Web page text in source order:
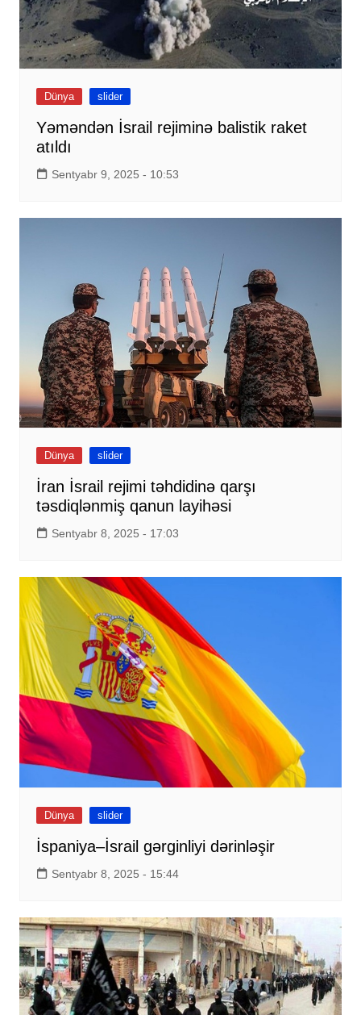
Dünya slider
Yəməndən İsrail rejiminə balistik raket
atıldı
Sentyabr 9, 2025 - 10:53
Dünya slider
İran İsrail rejimi təhdidinə qarşı
təsdiqlənmiş qanun layihəsi
Sentyabr 8, 2025 - 17:03
Dünya slider
İspaniya–İsrail gərginliyi dərinləşir
Sentyabr 8, 2025 - 15:44